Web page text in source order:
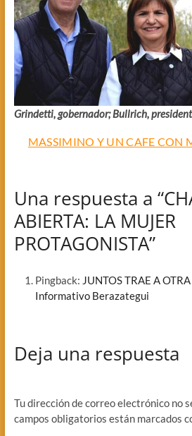
Grindetti, gobernador; Bullrich,
MASSIMINO Y UN CAFE CON
Una respuesta a
ABIERTA: LA MUJER
PROTAGONISTA”
Pingback: JUNTOS TRAE A
Informativo Berazategui
Deja una respuesta
Tu dirección de correo electrónico no
campos obligatorios están marcados